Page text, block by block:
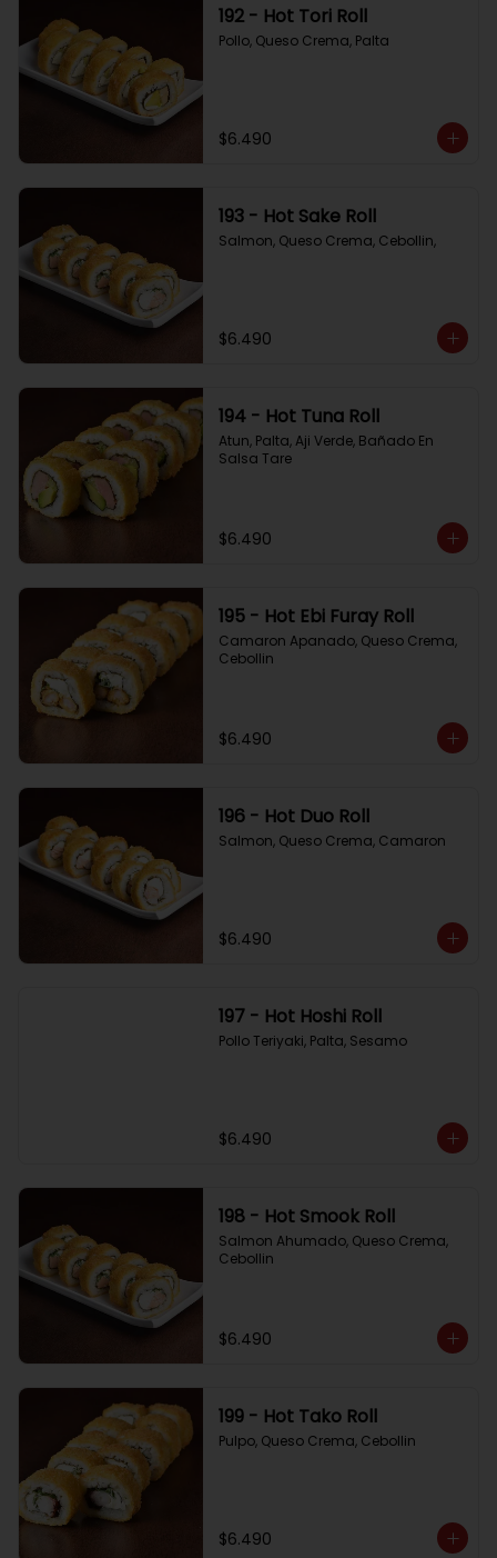
192 - Hot Tori Roll
Pollo, Queso Crema, Palta
$6.490
193 - Hot Sake Roll
Salmon, Queso Crema, Cebollin,
$6.490
194 - Hot Tuna Roll
Atun, Palta, Aji Verde, Bañado En
Salsa Tare
$6.490
195 - Hot Ebi Furay Roll
Camaron Apanado, Queso Crema,
Cebollin
$6.490
196 - Hot Duo Roll
Salmon, Queso Crema, Camaron
$6.490
197 - Hot Hoshi Roll
Pollo Teriyaki, Palta, Sesamo
$6.490
198 - Hot Smook Roll
Salmon Ahumado, Queso Crema,
Cebollin
$6.490
199 - Hot Tako Roll
Pulpo, Queso Crema, Cebollin
$6.490